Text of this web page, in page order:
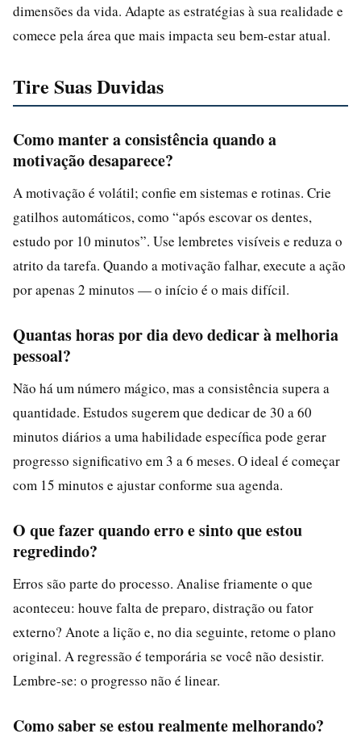
dimensões da vida. Adapte as estratégias à sua realidade e
comece pela área que mais impacta seu bem-estar atual.
Tire Suas Duvidas
Como manter a consistência quando a
motivação desaparece?
A motivação é volátil; confie em sistemas e rotinas. Crie
gatilhos automáticos, como “após escovar os dentes,
estudo por 10 minutos”. Use lembretes visíveis e reduza o
atrito da tarefa. Quando a motivação falhar, execute a ação
por apenas 2 minutos — o início é o mais difícil.
Quantas horas por dia devo dedicar à melhoria
pessoal?
Não há um número mágico, mas a consistência supera a
quantidade. Estudos sugerem que dedicar de 30 a 60
minutos diários a uma habilidade específica pode gerar
progresso significativo em 3 a 6 meses. O ideal é começar
com 15 minutos e ajustar conforme sua agenda.
O que fazer quando erro e sinto que estou
regredindo?
Erros são parte do processo. Analise friamente o que
aconteceu: houve falta de preparo, distração ou fator
externo? Anote a lição e, no dia seguinte, retome o plano
original. A regressão é temporária se você não desistir.
Lembre-se: o progresso não é linear.
Como saber se estou realmente melhorando?